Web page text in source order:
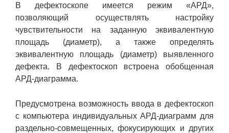
В дефектоскопе имеется режим «АРД»,
позволяющий осуществлять настройку
чувствительности на заданную эквивалентную
площадь (диаметр), а также определять
эквивалентную площадь (диаметр) выявленного
дефекта. В дефектоскоп встроена обобщенная
АРД-диаграмма.
Предусмотрена возможность ввода в дефектоскоп
с компьютера индивидуальных АРД-диаграмм для
раздельно-совмещенных, фокусирующих и других